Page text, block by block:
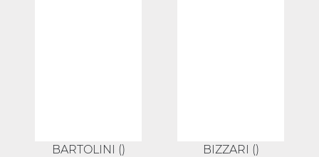
BARTOLINI () BIZZARI ()